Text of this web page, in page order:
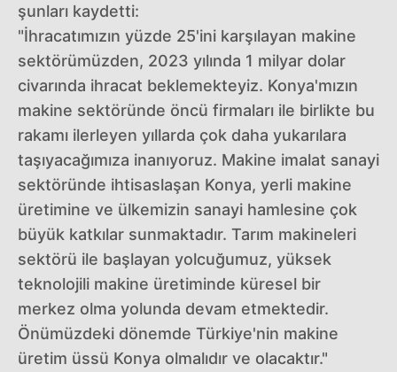
şunları kaydetti:
"İhracatımızın yüzde 25'ini karşılayan makine
sektörümüzden, 2023 yılında 1 milyar dolar
civarında ihracat beklemekteyiz. Konya'mızın
makine sektöründe öncü firmaları ile birlikte bu
rakamı ilerleyen yıllarda çok daha yukarılara
taşıyacağımıza inanıyoruz. Makine imalat sanayi
sektöründe ihtisaslaşan Konya, yerli makine
üretimine ve ülkemizin sanayi hamlesine çok
büyük katkılar sunmaktadır. Tarım makineleri
sektörü ile başlayan yolcuğumuz, yüksek
teknolojili makine üretiminde küresel bir
merkez olma yolunda devam etmektedir.
Önümüzdeki dönemde Türkiye'nin makine
üretim üssü Konya olmalıdır ve olacaktır."